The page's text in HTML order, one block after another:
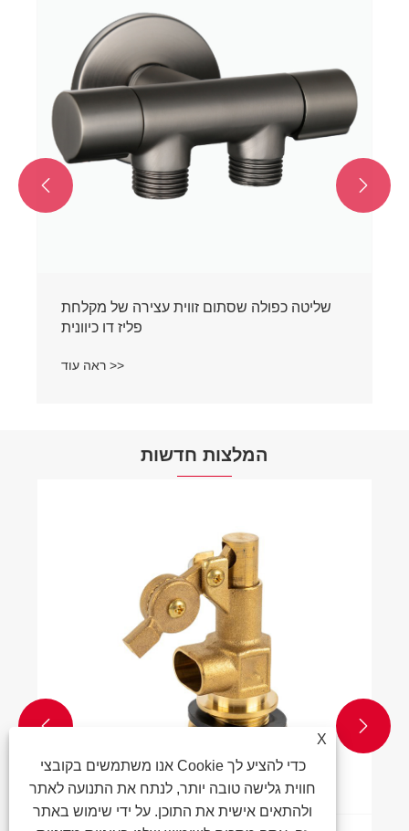
שליטה כפולה שסתום זווית עצירה של מקלחת
פליז דו כיוונית
ראה עוד >>
 
המלצות חדשות
 
X
אנו משתמשים בקובצי Cookie כדי להציע לך
חווית גלישה טובה יותר, לנתח את התנועה לאתר
ולהתאים אישית את התוכן. על ידי שימוש באתר